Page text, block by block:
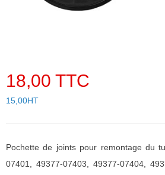
18,00 TTC
15,00HT
Pochette de joints pour remontage du
07401, 49377-07403, 49377-07404,